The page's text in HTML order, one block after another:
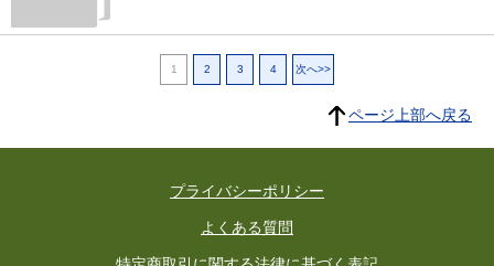
1 2 3 4 次へ>>
ページ上部へ戻る
プライバシーポリシー
よくある質問